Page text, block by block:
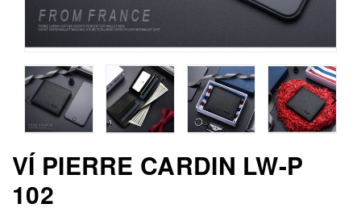
VÍ PIERRE CARDIN LW-P
102